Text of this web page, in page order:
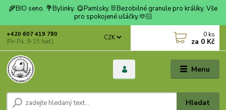
🌾BIO seno. 💐Bylinky. 😋Pamlsky.🐰Bezobilné granule pro králíky. Vše
pro spokojené ušáčky.🫶🏻
Menu
CZK
Hledat
+420 607 419 780
(Po-Pá, 9-15 hod.)
0 ks
za 0 Kč